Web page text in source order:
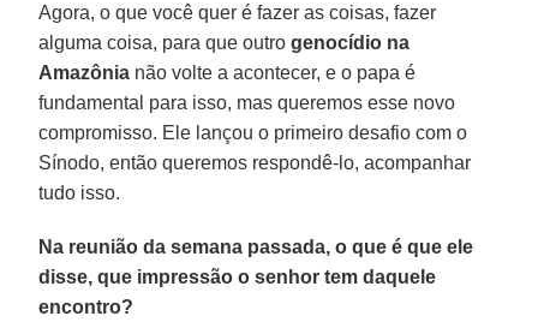
Agora, o que você quer é fazer as coisas, fazer
alguma coisa, para que outrogenocídio na
Amazônia não volte a acontecer, e o papa é
fundamental para isso, mas queremos esse novo
compromisso. Ele lançou o primeiro desafio com o
Sínodo, então queremos respondê-lo, acompanhar
tudo isso.
Na reunião da semana passada, o que é que ele
disse, que impressão o senhor tem daquele
encontro?